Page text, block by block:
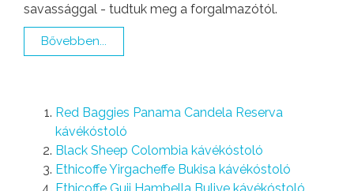
savassággal - tudtuk meg a forgalmazótól.
Bővebben...
Red Baggies Panama Candela Reserva
kávékóstoló
Black Sheep Colombia kávékóstoló
Ethicoffe Yirgacheffe Bukisa kávékóstoló